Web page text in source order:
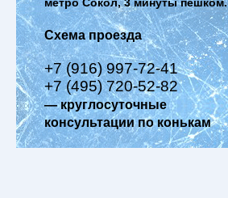
Схема проезда
+7 (916) 997-72-41
+7 (495) 720-52-82
— круглосуточные
консультации по конькам